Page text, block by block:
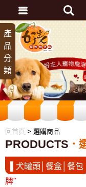
回首頁 > 選購商品
產
品
分
類
PRODUCTS
▌犬罐頭│餐盒│餐包
牌"